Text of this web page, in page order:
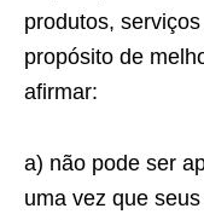
produtos,
propósito de
afirmar:
a) não pode ser
uma vez que